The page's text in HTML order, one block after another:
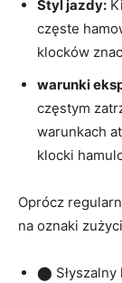
Styl jazdy:
częste
klocków
warunki
częstym
⁣warunkach
klocki
Oprócz
na oznaki
⬤ ⁣Słyszalny